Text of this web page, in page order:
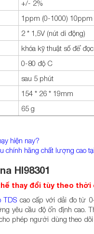
+/- 2%
1ppm (0-1000) 10ppm
2 * 1,5V (nút di động)
khóa kỹ thuật số để đọc
0-80 độ C
sau 5 phút
154 * 26 * 19mm
65 g
hiện nay?
chính hãng chất lượng cao
HI98301
thay đổi tùy theo thời
TDS cao cấp với dải đo từ
yêu cầu độ ổn định cao.
phép người dùng theo